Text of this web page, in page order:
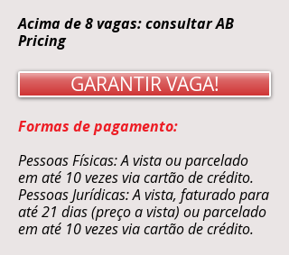
Acima de 8 vagas: consultar AB
Pricing
Formas de pagamento:
Pessoas Físicas: A vista ou parcelado
em até 10 vezes via cartão de crédito.
Pessoas Jurídicas: A vista, faturado para
até 21 dias (preço a vista) ou parcelado
em até 10 vezes via cartão de crédito.
GARANTIR VAGA!